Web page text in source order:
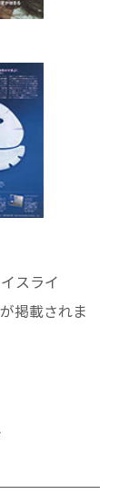
スライ
掲載されま